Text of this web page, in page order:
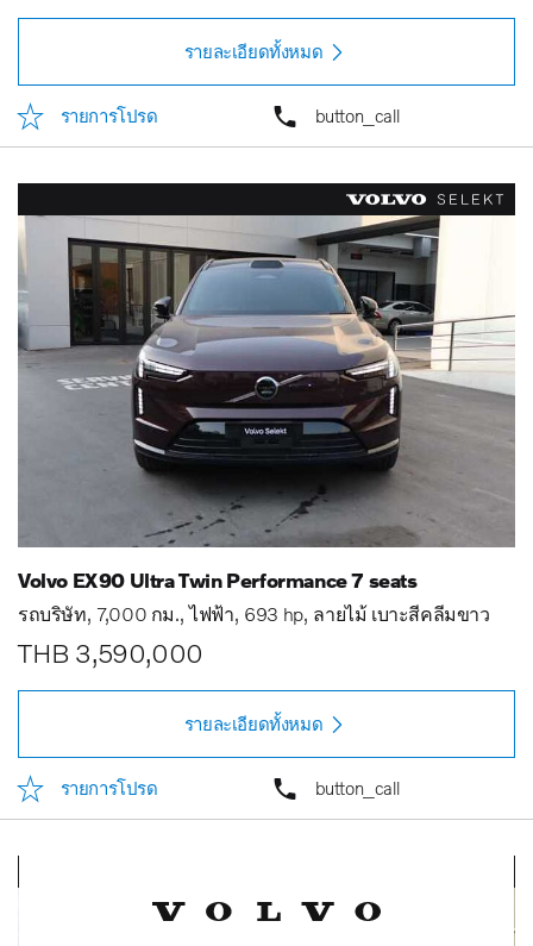
รายละเอียดทั้งหมด
รายการโปรด button_call
Volvo EX90 Ultra Twin Performance 7 seats
รถบริษัท 7,000 กม. ไฟฟ้า 693 hp ลายไม้ เบาะสีคลีมขาว
THB 3,590,000
รายละเอียดทั้งหมด
รายการโปรด button_call